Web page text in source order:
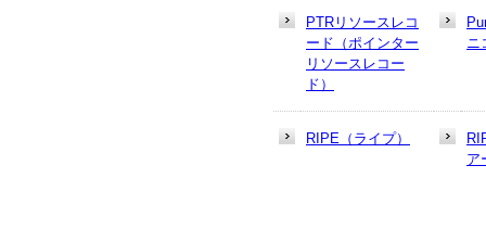
PTRリソースレコ
ード（ポインター
リソースレコー
ド）
ニ
RIPE（ライプ）
ア